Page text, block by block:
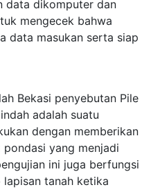
data dikomputer dan
mengecek bahwa
data masukan serta siap
Bekasi penyebutan Pile
adalah suatu
dengan memberikan
yang menjadi
ini juga berfungsi
tanah ketika